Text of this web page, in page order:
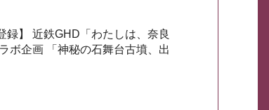
録】 近鉄GHD「わたしは、奈良
ボ企画 「神秘の石舞台古墳、出